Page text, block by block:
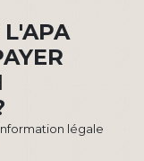
L'APA
légale